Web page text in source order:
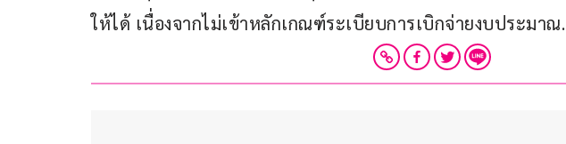
ให้ได้ เนื่องจากไม่เข้าหลักเกณฑ์ระเบียบการเบิกจ่ายงบประมาณ.